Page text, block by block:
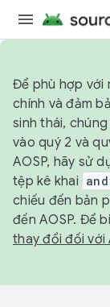
Để phù hợp với
chính và đảm
sinh thái,
vào quý 2 và
AOSP, hãy sử
tệp kê khai
chiếu đến bản
đến AOSP. Để
thay đổi đối với